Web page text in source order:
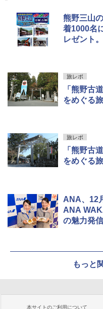
熊野三山
着1000名
レゼント
旅レポ
「熊野古
をめぐる
旅レポ
「熊野古
をめぐる
ANA、12
ANA
の魅力発信
もっと
本サイトのご利用について